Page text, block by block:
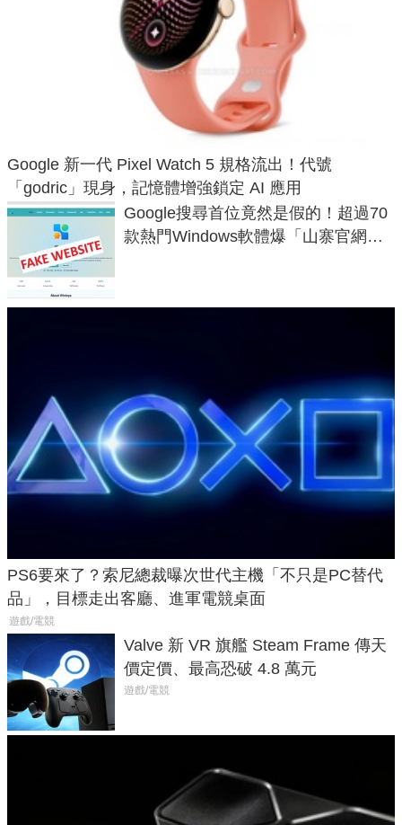
Google 新一代 Pixel Watch 5 規格流出！代號
「godric」現身，記憶體增強鎖定 AI 應用
Google搜尋首位竟然是假的！超過70
款熱門Windows軟體爆「山寨官網」
PS6要來了？索尼總裁曝次世代主機「不只是PC替代
品」，目標走出客廳、進軍電競桌面
遊戲/電競
Valve 新 VR 旗艦 Steam Frame 傳天
價定價、最高恐破 4.8 萬元
遊戲/電競